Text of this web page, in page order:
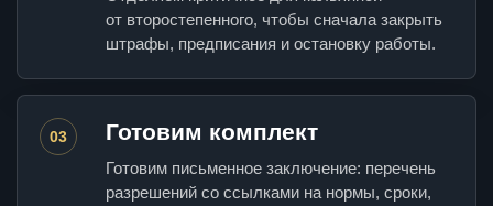
от второстепенного, чтобы сначала закрыть
штрафы, предписания и остановку работы.
03 Готовим комплект
Готовим письменное заключение: перечень
разрешений со ссылками на нормы, сроки,